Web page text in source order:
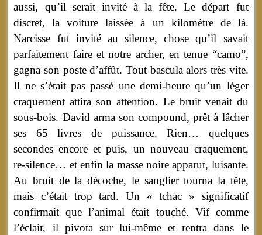
aussi, qu’il serait invité à la fête. Le départ fut
discret, la voiture laissée à un kilomètre de là.
Narcisse fut invité au silence, chose qu’il savait
parfaitement faire et notre archer, en tenue “camo”,
gagna son poste d’affût. Tout bascula alors très vite.
Il ne s’était pas passé une demi-heure qu’un léger
craquement attira son attention. Le bruit venait du
sous-bois. David arma son compound, prêt à lâcher
ses 65 livres de puissance. Rien… quelques
secondes encore et puis, un nouveau craquement,
re-silence… et enfin la masse noire apparut, luisante.
Au bruit de la décoche, le sanglier tourna la tête,
mais c’était trop tard. Un « tchac » significatif
confirmait que l’animal était touché. Vif comme
l’éclair, il pivota sur lui-même et rentra dans le